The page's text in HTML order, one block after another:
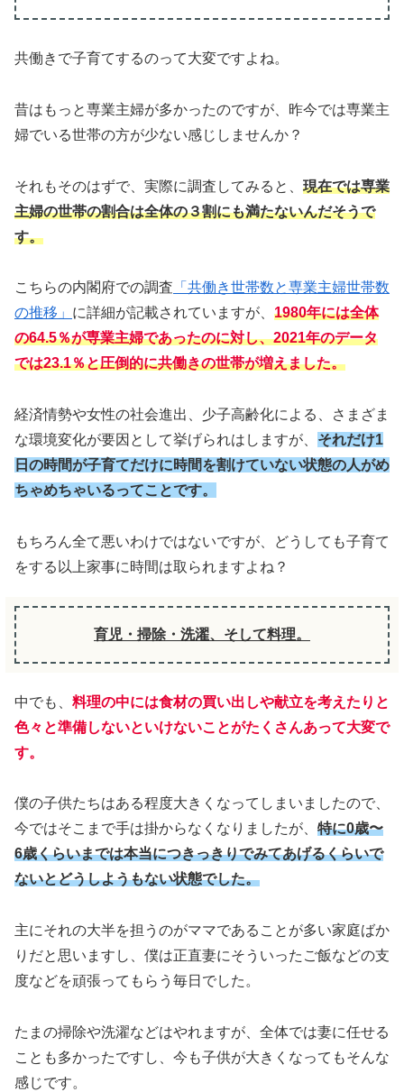
共働きで子育てするのって大変ですよね。
昔はもっと専業主婦が多かったのですが、昨今では専業主
婦でいる世帯の方が少ない感じしませんか？
それもそのはずで、実際に調査してみると、 現在では専業
主婦の世帯の割合は全体の３割にも満たないんだそうで
す。
こちらの内閣府での調査 「共働き世帯数と専業主婦世帯数
の推移」 に詳細が記載されていますが、 1980年には全体
の64.5％が専業主婦であったのに対し、2021年のデータ
では23.1％と圧倒的に共働きの世帯が増えました。
経済情勢や女性の社会進出、少子高齢化による、さまざま
な環境変化が要因として挙げられはしますが、 それだけ1
日の時間が子育てだけに時間を割けていない状態の人がめ
ちゃめちゃいるってことです。
もちろん全て悪いわけではないですが、どうしても子育て
をする以上家事に時間は取られますよね？
育児・掃除・洗濯、そして料理。
中でも、 料理の中には食材の買い出しや献立を考えたりと
色々と準備しないといけないことがたくさんあって大変で
す。
僕の子供たちはある程度大きくなってしまいましたので、
今ではそこまで手は掛からなくなりましたが、 特に0歳〜
6歳くらいまでは本当につきっきりでみてあげるくらいで
ないとどうしようもない状態でした。
主にそれの大半を担うのがママであることが多い家庭ばか
りだと思いますし、僕は正直妻にそういったご飯などの支
度などを頑張ってもらう毎日でした。
たまの掃除や洗濯などはやれますが、全体では妻に任せる
ことも多かったですし、今も子供が大きくなってもそんな
感じです。